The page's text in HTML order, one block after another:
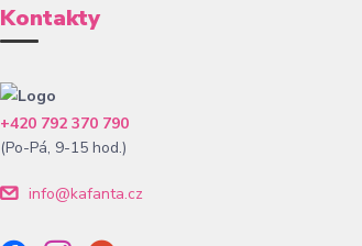
Kontakty
+420 792 370 790
(Po-Pá, 9-15 hod.)
info@kafanta.cz